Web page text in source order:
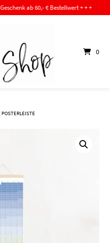
€ Bestellwert + + +
0
POSTERLEISTE